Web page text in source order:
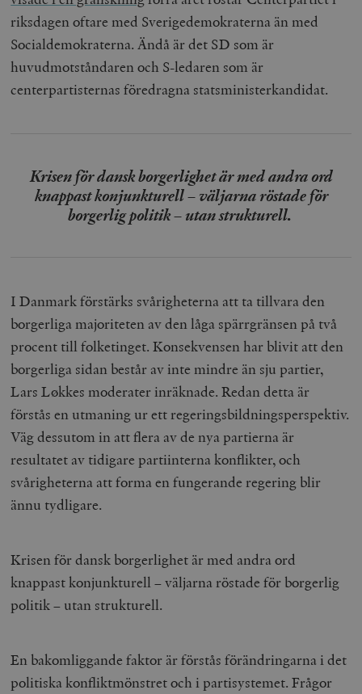
riksdagen oftare med Sverigedemokraterna än med
Socialdemokraterna. Ändå är det SD som är
huvudmotståndaren och S-ledaren som är
centerpartisternas föredragna statsministerkandidat.
Krisen för dansk borgerlighet är med andra ord
knappast konjunkturell – väljarna röstade för
borgerlig politik – utan strukturell.
I Danmark förstärks svårigheterna att ta tillvara den
borgerliga majoriteten av den låga spärrgränsen på två
procent till folketinget. Konsekvensen har blivit att den
borgerliga sidan består av inte mindre än sju partier,
Lars Løkkes moderater inräknade. Redan detta är
förstås en utmaning ur ett regeringsbildningsperspektiv.
Väg dessutom in att flera av de nya partierna är
resultatet av tidigare partiinterna konflikter, och
svårigheterna att forma en fungerande regering blir
ännu tydligare.
Krisen för dansk borgerlighet är med andra ord
knappast konjunkturell – väljarna röstade för borgerlig
politik – utan strukturell.
En bakomliggande faktor är förstås förändringarna i det
politiska konfliktmönstret och i partisystemet. Frågor